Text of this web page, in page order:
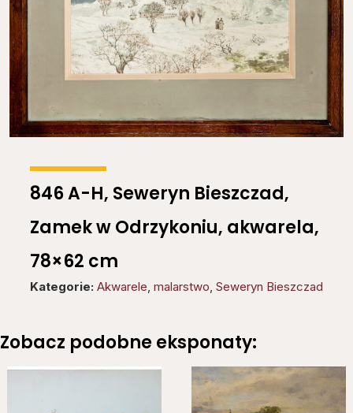
846 A-H, Seweryn Bieszczad,
Zamek w Odrzykoniu, akwarela,
78×62 cm
Kategorie: Akwarele, malarstwo, Seweryn Bieszczad
Zobacz podobne eksponaty: